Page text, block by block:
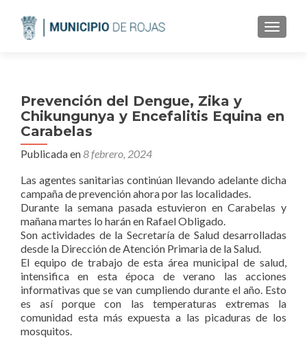
Prevención del Dengue, Zika y
Chikungunya y Encefalitis Equina en
Carabelas
Publicada en8 febrero, 2024
Las agentes sanitarias continúan llevando adelante dicha
campaña de prevención ahora por las localidades.
Durante la semana pasada estuvieron en Carabelas y
mañana martes lo harán en Rafael Obligado.
Son actividades de la Secretaría de Salud desarrolladas
desde la Dirección de Atención Primaria de la Salud.
El equipo de trabajo de esta área municipal de salud,
intensifica en esta época de verano las acciones
informativas que se van cumpliendo durante el año. Esto
es así porque con las temperaturas extremas la
comunidad esta más expuesta a las picaduras de los
mosquitos.